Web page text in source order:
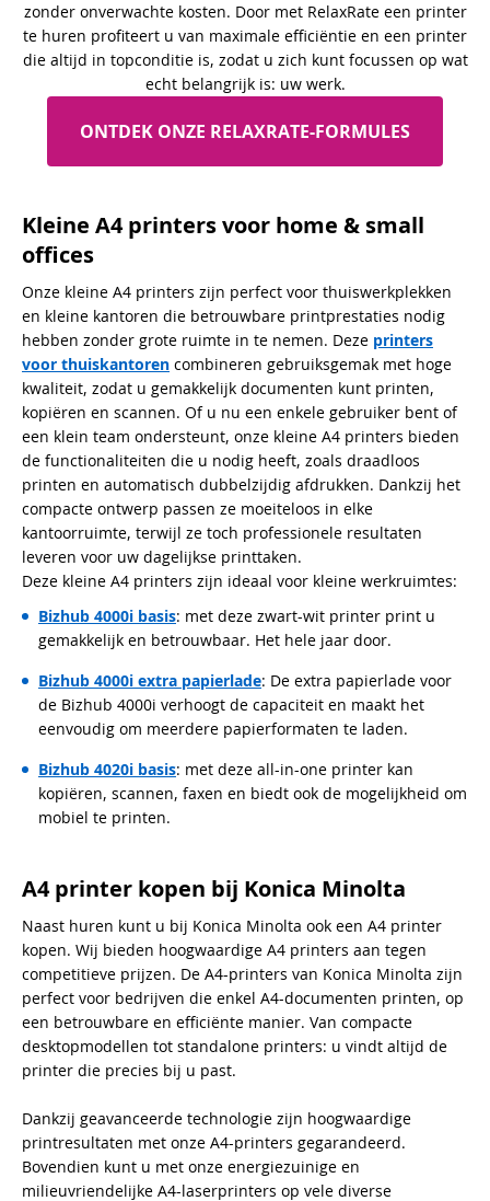
zonder onverwachte kosten. Door met RelaxRate een printer
te huren profiteert u van maximale efficiëntie en een printer
die altijd in topconditie is, zodat u zich kunt focussen op wat
echt belangrijk is: uw werk.
ONTDEK ONZE RELAXRATE-FORMULES
Kleine A4 printers voor home & small
offices
Onze kleine A4 printers zijn perfect voor thuiswerkplekken
en kleine kantoren die betrouwbare printprestaties nodig
hebben zonder grote ruimte in te nemen. Deze printers
voor thuiskantoren combineren gebruiksgemak met hoge
kwaliteit, zodat u gemakkelijk documenten kunt printen,
kopiëren en scannen. Of u nu een enkele gebruiker bent of
een klein team ondersteunt, onze kleine A4 printers bieden
de functionaliteiten die u nodig heeft, zoals draadloos
printen en automatisch dubbelzijdig afdrukken. Dankzij het
compacte ontwerp passen ze moeiteloos in elke
kantoorruimte, terwijl ze toch professionele resultaten
leveren voor uw dagelijkse printtaken.
Deze kleine A4 printers zijn ideaal voor kleine werkruimtes:
Bizhub 4000i basis: met deze zwart-wit printer print u
gemakkelijk en betrouwbaar. Het hele jaar door.
Bizhub 4000i extra papierlade: De extra papierlade voor
de Bizhub 4000i verhoogt de capaciteit en maakt het
eenvoudig om meerdere papierformaten te laden.
Bizhub 4020i basis: met deze all-in-one printer kan
kopiëren, scannen, faxen en biedt ook de mogelijkheid om
mobiel te printen.
A4 printer kopen bij Konica Minolta
Naast huren kunt u bij Konica Minolta ook een A4 printer
kopen. Wij bieden hoogwaardige A4 printers aan tegen
competitieve prijzen. De A4-printers van Konica Minolta zijn
perfect voor bedrijven die enkel A4-documenten printen, op
een betrouwbare en efficiënte manier. Van compacte
desktopmodellen tot standalone printers: u vindt altijd de
printer die precies bij u past.
Dankzij geavanceerde technologie zijn hoogwaardige
printresultaten met onze A4-printers gegarandeerd.
Bovendien kunt u met onze energiezuinige en
milieuvriendelijke A4-laserprinters op vele diverse